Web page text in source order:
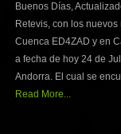
Buenos Días,
Retevis, con los
Cuenca ED4ZAD y en
a fecha de hoy 24 de
Andorra. El cual se
Read More...